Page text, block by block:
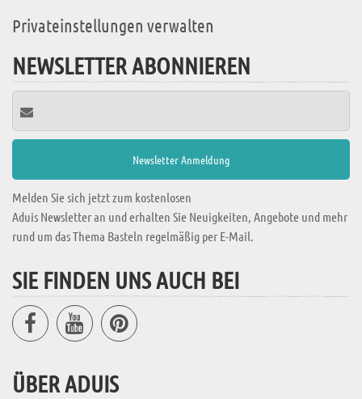
Privateinstellungen verwalten
NEWSLETTER ABONNIEREN
Melden Sie sich jetzt zum kostenlosen
Aduis Newsletter an und erhalten Sie Neuigkeiten, Angebote und mehr
rund um das Thema Basteln regelmäßig per E-Mail.
SIE FINDEN UNS AUCH BEI
ÜBER ADUIS